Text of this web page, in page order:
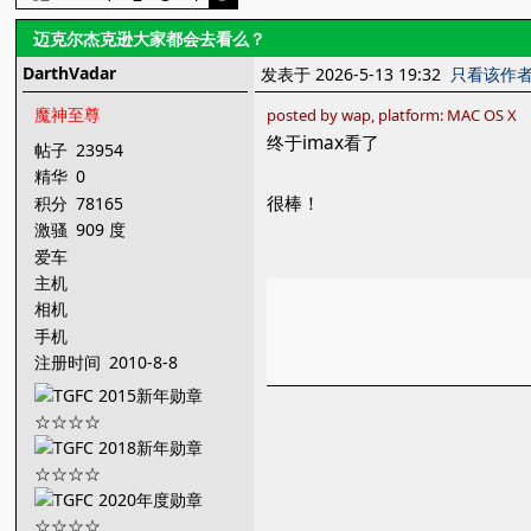
迈克尔杰克逊大家都会去看么？
DarthVadar
魔神至尊
帖子 23954
精华 0
积分 78165
激骚 909 度
爱车
主机
相机
手机
注册时间 2010-8-8
发表于 2026-5-13 19:32 只看该作
posted by wap, platform: MAC OS X
终于imax看了
很棒！